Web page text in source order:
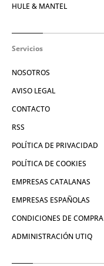
HULE & MANTEL
Servicios
NOSOTROS
AVISO LEGAL
CONTACTO
RSS
POLÍTICA DE PRIVACIDAD
POLÍTICA DE COOKIES
EMPRESAS CATALANAS
EMPRESAS ESPAÑOLAS
CONDICIONES DE COMPRA
ADMINISTRACIÓN UTIQ